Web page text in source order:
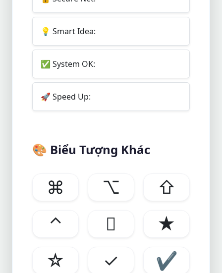
💡 Smart Idea:
✅ System OK:
🚀 Speed Up:
🎨 Biểu Tượng Khác
⌘ ⌥
⇧
⌃

★
☆
✓
✔